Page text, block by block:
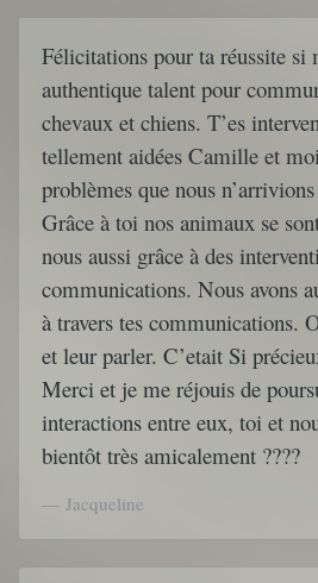
Félicitations pour ta réussite si
authentique talent pour
chevaux et chiens. T’es
tellement aidées Camille et
problèmes que nous
Grâce à toi nos animaux se
nous aussi grâce à des
communications. Nous avons
à travers tes communications.
et leur parler. C’etait Si
Merci et je me réjouis de
interactions entre eux, toi et
bientôt très amicalement ????
Jacqueline